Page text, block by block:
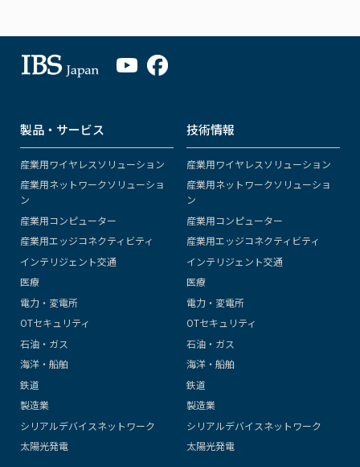
製品・サービス
産業用ワイヤレスソリューション
産業用ネットワークソリューショ
ン
産業用コンピューター
産業用エッジコネクティビティ
インテリジェント交通
医療
電力・変電所
OTセキュリティ
石油・ガス
海洋・船舶
鉄道
製造業
シリアルデバイスネットワーク
太陽光発電
技術情報
産業用ワイヤレスソリューション
産業用ネットワークソリューショ
ン
産業用コンピューター
産業用エッジコネクティビティ
インテリジェント交通
医療
電力・変電所
OTセキュリティ
石油・ガス
海洋・船舶
鉄道
製造業
シリアルデバイスネットワーク
太陽光発電